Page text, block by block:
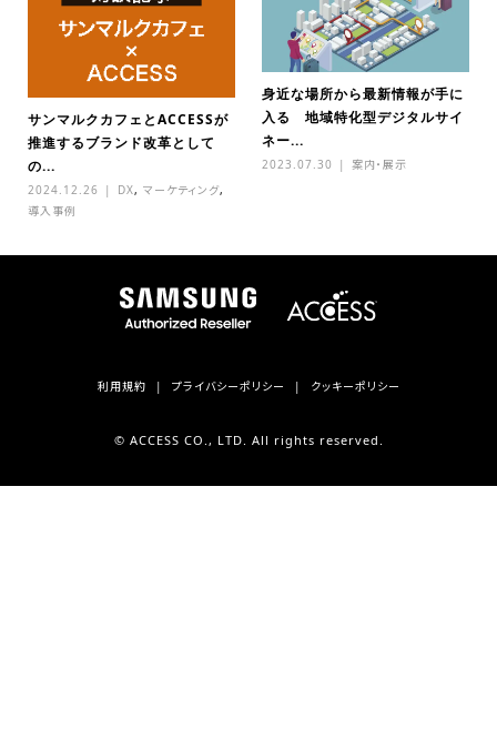
サンマルクカフェとACCESSが
推進するブランド改革として
の...
2024.12.26 DX, マーケティング,
導入事例
身近な場所から最新情報が手に
入る 地域特化型デジタルサイ
ネー...
2023.07.30 案内・展示
利用規約 プライバシーポリシー クッキーポリシー
© ACCESS CO., LTD. All rights reserved.